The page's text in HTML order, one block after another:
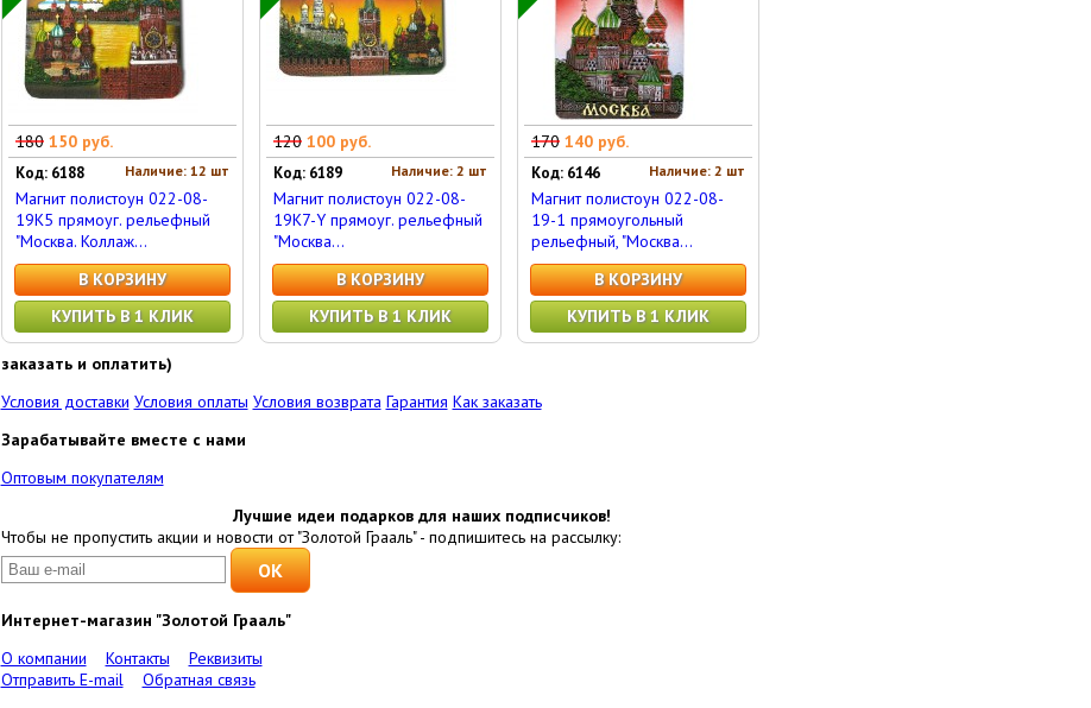
180 150 руб.
Наличие: 12 шт
Код: 6188
Магнит полистоун 022-08-
19K5 прямоуг. рельефный
"Москва. Коллаж...
В КОРЗИНУ
КУПИТЬ В 1 КЛИК
120 100 руб.
Наличие: 2 шт
Код: 6189
Магнит полистоун 022-08-
19K7-Y прямоуг. рельефный
"Москва...
В КОРЗИНУ
КУПИТЬ В 1 КЛИК
170 140 руб.
Наличие: 2 шт
Код: 6146
Магнит полистоун 022-08-
19-1 прямоугольный
рельефный, "Москва...
В КОРЗИНУ
КУПИТЬ В 1 КЛИК
заказать и оплатить)
Условия доставки Условия оплаты Условия возврата Гарантия Как заказать
Зарабатывайте вместе с нами
Оптовым покупателям
Лучшие идеи подарков для наших подписчиков!
Чтобы не пропустить акции и новости от "Золотой Грааль" - подпишитесь на рассылку:
Интернет-магазин "Золотой Грааль"
О компании
Контакты
Реквизиты
Отправить E-mail
Обратная связь